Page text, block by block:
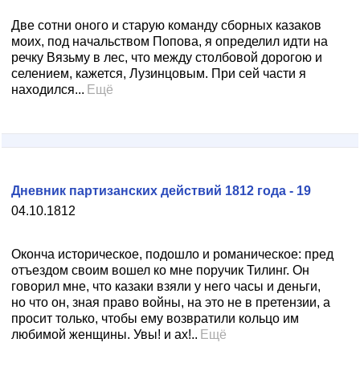
Две сотни оного и старую команду сборных казаков
моих, под начальством Попова, я определил идти на
речку Вязьму в лес, что между столбовой дорогою и
селением, кажется, Лузинцовым. При сей части я
находился... Ещё
04.10.1812
Дневник партизанских действий 1812 года - 19
Оконча историческое, подошло и романическое: пред
отъездом своим вошел ко мне поручик Тилинг. Он
говорил мне, что казаки взяли у него часы и деньги,
но что он, зная право войны, на это не в претензии, а
просит только, чтобы ему возвратили кольцо им
любимой женщины. Увы! и ах!.. Ещё